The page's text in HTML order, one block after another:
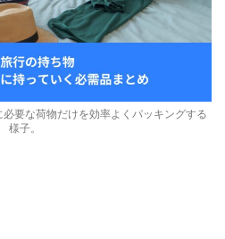
要な荷物だけを効率よくパッキングする
様子。